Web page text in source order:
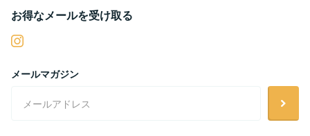
お得なメールを受け取る
メールマガジン